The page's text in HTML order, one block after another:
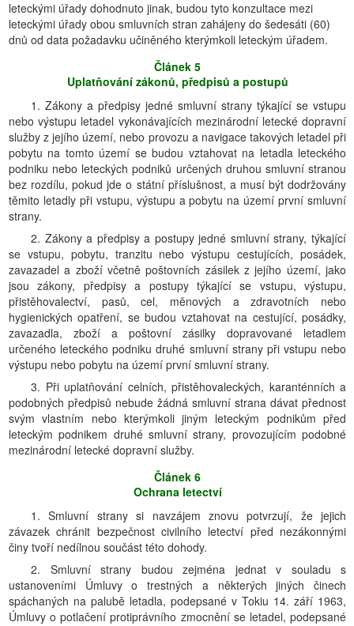
leteckými úřady dohodnuto jinak, budou tyto konzultace mezi
leteckými úřady obou smluvních stran zahájeny do šedesáti (60)
dnů od data požadavku učiněného kterýmkoli leteckým úřadem.
Článek 5
Uplatňování zákonů, předpisů a postupů
1. Zákony a předpisy jedné smluvní strany týkající se vstupu
nebo výstupu letadel vykonávajících mezinárodní letecké dopravní
služby z jejího území, nebo provozu a navigace takových letadel při
pobytu na tomto území se budou vztahovat na letadla leteckého
podniku nebo leteckých podniků určených druhou smluvní stranou
bez rozdílu, pokud jde o státní příslušnost, a musí být dodržovány
těmito letadly při vstupu, výstupu a pobytu na území první smluvní
strany.
2. Zákony a předpisy a postupy jedné smluvní strany, týkající
se vstupu, pobytu, tranzitu nebo výstupu cestujících, posádek,
zavazadel a zboží včetně poštovních zásilek z jejího území, jako
jsou zákony, předpisy a postupy týkající se vstupu, výstupu,
přistěhovalectví, pasů, cel, měnových a zdravotních nebo
hygienických opatření, se budou vztahovat na cestující, posádky,
zavazadla, zboží a poštovní zásilky dopravované letadlem
určeného leteckého podniku druhé smluvní strany při vstupu nebo
výstupu nebo pobytu na území první smluvní strany.
3. Při uplatňování celních, přistěhovaleckých, karanténních a
podobných předpisů nebude žádná smluvní strana dávat přednost
svým vlastním nebo kterýmkoli jiným leteckým podnikům před
leteckým podnikem druhé smluvní strany, provozujícím podobné
mezinárodní letecké dopravní služby.
Článek 6
Ochrana letectví
1. Smluvní strany si navzájem znovu potvrzují, že jejich
závazek chránit bezpečnost civilního letectví před nezákonnými
činy tvoří nedílnou součást této dohody.
2. Smluvní strany budou zejména jednat v souladu s
ustanoveními Úmluvy o trestných a některých jiných činech
spáchaných na palubě letadla, podepsané v Tokiu 14. září 1963,
Úmluvy o potlačení protiprávního zmocnění se letadel, podepsané